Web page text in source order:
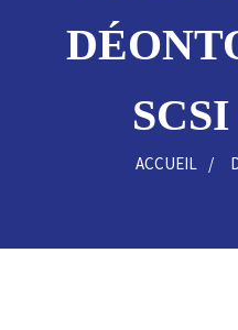
ACCUEIL